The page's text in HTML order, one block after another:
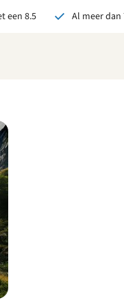
een 8.5 Al meer dan
bij RCN boekt, krijg je:
De beste prijsgarantie
Exclusieve voordelen
Persoonlijk contact
alle voordelen